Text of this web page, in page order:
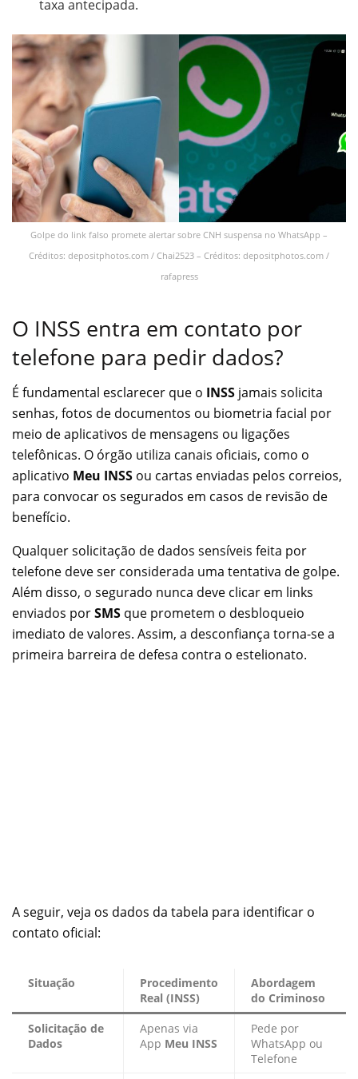
taxa antecipada.
Golpe do link falso promete alertar sobre CNH suspensa no WhatsApp –
Créditos: depositphotos.com / Chai2523 – Créditos: depositphotos.com /
rafapress
O INSS entra em contato por
telefone para pedir dados?
É fundamental esclarecer que o INSS jamais solicita
senhas, fotos de documentos ou biometria facial por
meio de aplicativos de mensagens ou ligações
telefônicas. O órgão utiliza canais oficiais, como o
aplicativo Meu INSS ou cartas enviadas pelos correios,
para convocar os segurados em casos de revisão de
benefício.
Qualquer solicitação de dados sensíveis feita por
telefone deve ser considerada uma tentativa de golpe.
Além disso, o segurado nunca deve clicar em links
enviados porSMS que prometem o desbloqueio
imediato de valores. Assim, a desconfiança torna-se a
primeira barreira de defesa contra o estelionato.
A seguir, veja os dados da tabela para identificar o
contato oficial:
Situação
Procedimento
Real (INSS)
Abordagem
do Criminoso
Solicitação de
Dados
Apenas via
App Meu INSS
Pede por
WhatsApp ou
Telefone